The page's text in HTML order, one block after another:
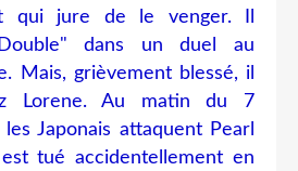
qui jure de le venger. Il
dans un duel au
Mais, grièvement blessé, il
Lorene. Au matin du 7
Japonais attaquent Pearl
tué accidentellement en